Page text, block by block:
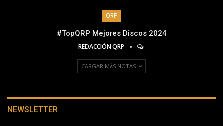
QRP
#TopQRP Mejores Discos 2024
REDACCIÓN QRP
CARGAR MÁS NOTAS
NEWSLETTER